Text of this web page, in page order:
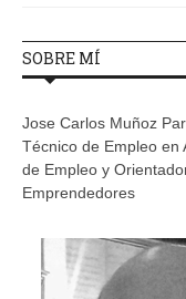
SOBRE MÍ
Jose Carlos Muñoz
Técnico de Empleo en
de Empleo y
Emprendedores